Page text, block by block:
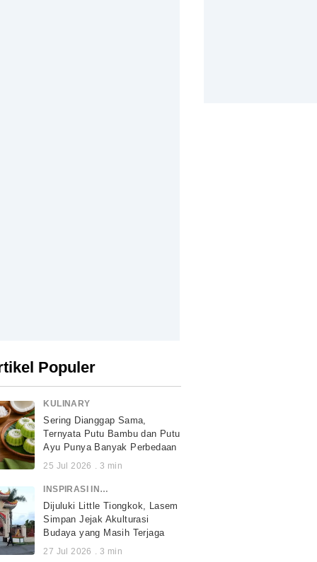
Populer
KULINARY
Sering Dianggap Sama,
Ternyata Putu Bambu dan Putu
Ayu Punya Banyak Perbedaan
25 Jul 2026 . 3 min
INSPIRASI INDONESIA
Dijuluki Little Tiongkok, Lasem
Simpan Jejak Akulturasi
Budaya yang Masih Terjaga
27 Jul 2026 . 3 min